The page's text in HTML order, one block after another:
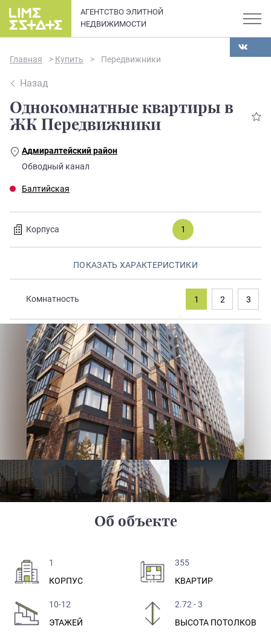
АГЕНТСТВО ЭЛИТНОЙ
НЕДВИЖИМОСТИ
О компании
Элитная недвижимость в
премиум-класса
Продать
Сдать
Закрытые продажи
Главная > Купить > Передвижники
Назад
Однокомнатные квартиры в
ЖК Передвижники
Адмиралтейский район
Обводный канал
Балтийская
Корпуса 1
ПОКАЗАТЬ ХАРАКТЕРИСТИКИ
Комнатность 1 2 3
Об объекте
1
КОРПУС
355
КВАРТИР
10-12
ЭТАЖЕЙ
2.72 - 3
ВЫСОТА ПОТОЛКОВ